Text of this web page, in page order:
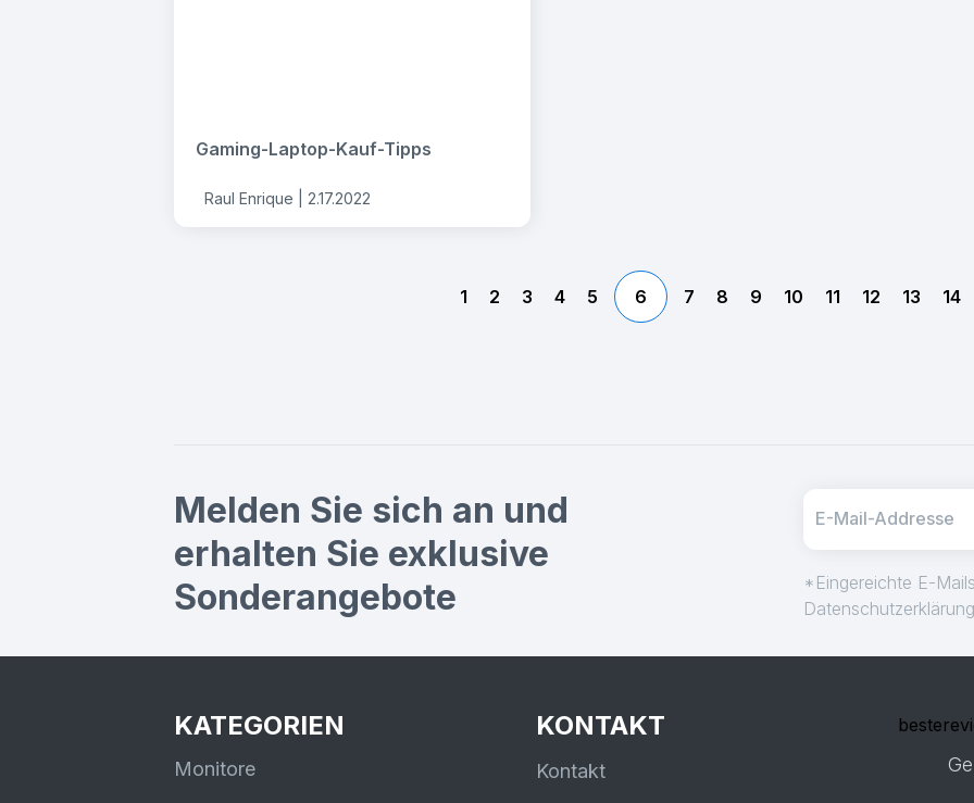
Gaming-Laptop-Kauf-Tipps
Raul Enrique | 2.17.2022
1 2 3 4 5 6 7 8 9 10 11 12 13 14
Melden Sie sich an und
erhalten Sie exklusive
Sonderangebote
*Eingereichte E-
Datenschutzerklärung
KATEGORIEN
Monitore
KONTAKT
Kontakt